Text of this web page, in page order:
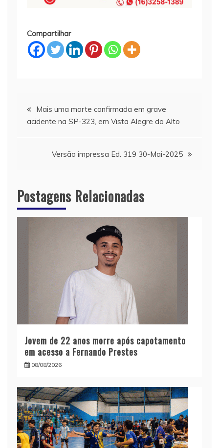
Compartilhar
Navegação
Mais uma morte confirmada em grave
acidente na SP-323, em Vista Alegre do Alto
Versão impressa Ed. 319 30-Mai-2025
Postagens Relacionadas
Jovem de 22 anos morre após capotamento
em acesso a Fernando Prestes
08/08/2026